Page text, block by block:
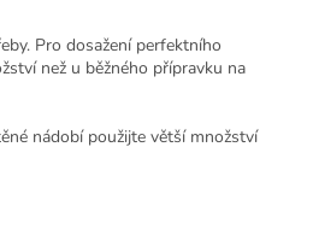
Pro dosažení perfektního
než u běžného přípravku na
nádobí použijte větší množství